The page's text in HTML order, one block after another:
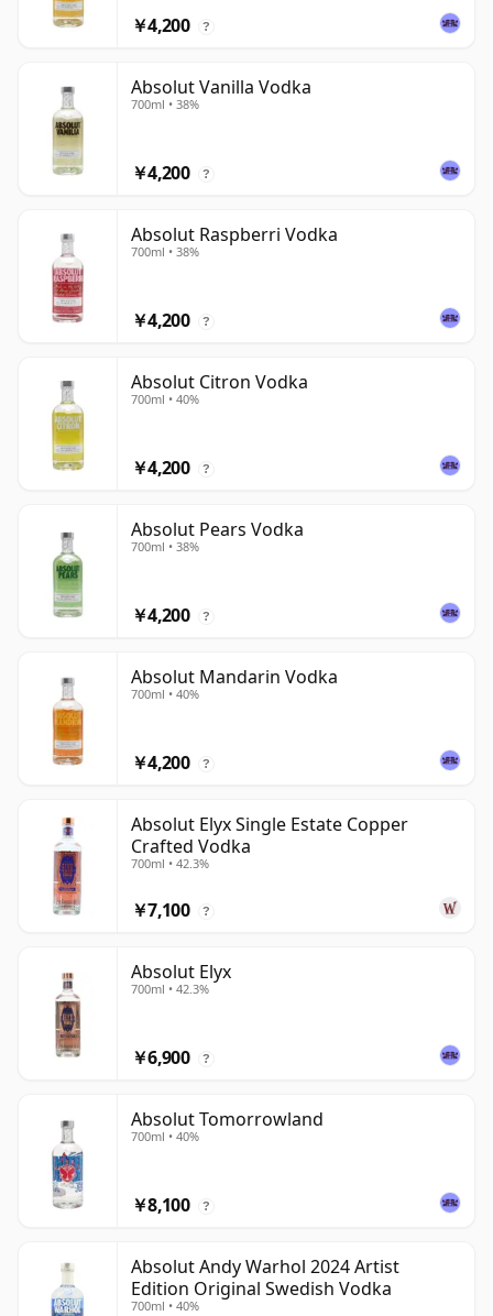
￥4,200 ?
Absolut Vanilla Vodka
700ml • 38%
￥4,200 ?
Absolut Raspberri Vodka
700ml • 38%
￥4,200 ?
Absolut Citron Vodka
700ml • 40%
￥4,200 ?
Absolut Pears Vodka
700ml • 38%
￥4,200 ?
Absolut Mandarin Vodka
700ml • 40%
￥4,200 ?
Absolut Elyx Single Estate Copper
Crafted Vodka
700ml • 42.3%
￥7,100 ?
Absolut Elyx
700ml • 42.3%
￥6,900 ?
Absolut Tomorrowland
700ml • 40%
￥8,100 ?
Absolut Andy Warhol 2024 Artist
Edition Original Swedish Vodka
700ml • 40%